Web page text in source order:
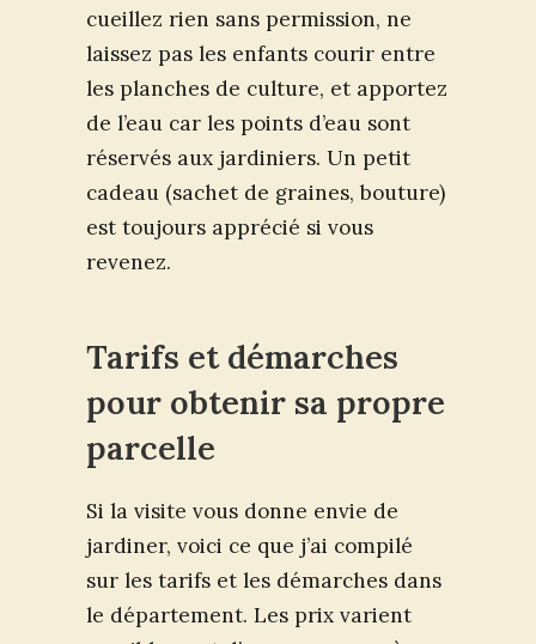
cueillez rien sans permission, ne
laissez pas les enfants courir entre
les planches de culture, et apportez
de l’eau car les points d’eau sont
réservés aux jardiniers. Un petit
cadeau (sachet de graines, bouture)
est toujours apprécié si vous
revenez.
Tarifs et démarches
pour obtenir sa propre
parcelle
Si la visite vous donne envie de
jardiner, voici ce que j’ai compilé
sur les tarifs et les démarches dans
le département. Les prix varient